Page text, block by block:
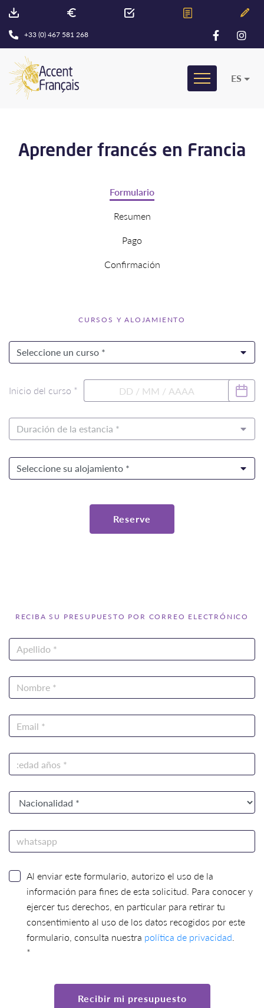
+33 (0) 467 581 268
ES
Aprender francés en Francia
Formulario
Resumen
Pago
Confirmación
CURSOS Y ALOJAMIENTO
Inicio del curso *
Reserve
RECIBA SU PRESUPUESTO POR CORREO ELECTRÓNICO
Al enviar este formulario, autorizo el uso de la
información para fines de esta solicitud. Para conocer y
ejercer tus derechos, en particular para retirar tu
consentimiento al uso de los datos recogidos por este
formulario, consulta nuestra política de privacidad.
*
Recibir mi presupuesto